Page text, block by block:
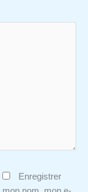
Enregistrer